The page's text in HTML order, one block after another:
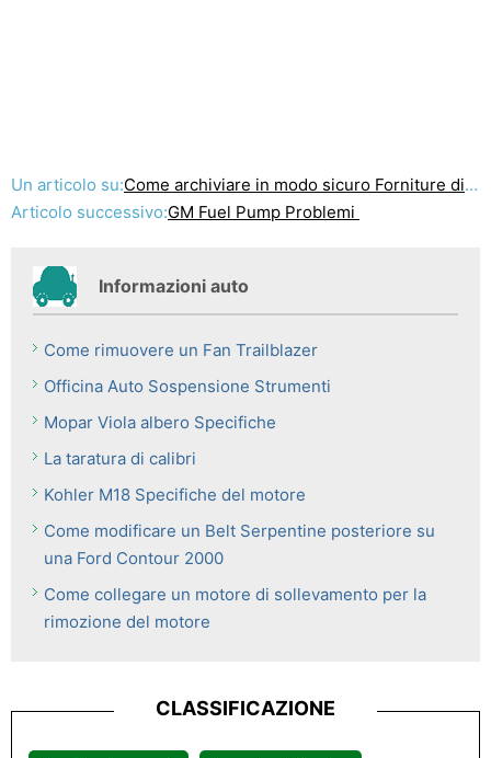
Un articolo su:Come archiviare in modo sicuro Forniture di saldatura
Articolo successivo:GM Fuel Pump Problemi
Informazioni auto
Come rimuovere un Fan Trailblazer
Officina Auto Sospensione Strumenti
Mopar Viola albero Specifiche
La taratura di calibri
Kohler M18 Specifiche del motore
Come modificare un Belt Serpentine posteriore su
una Ford Contour 2000
Come collegare un motore di sollevamento per la
rimozione del motore
CLASSIFICAZIONE